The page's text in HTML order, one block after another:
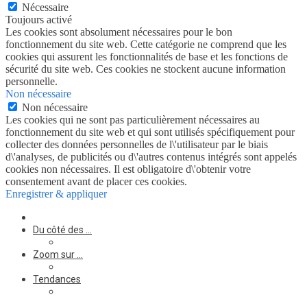
Nécessaire
Toujours activé
Les cookies sont absolument nécessaires pour le bon
fonctionnement du site web. Cette catégorie ne comprend que les
cookies qui assurent les fonctionnalités de base et les fonctions de
sécurité du site web. Ces cookies ne stockent aucune information
personnelle.
Non nécessaire
Non nécessaire
Les cookies qui ne sont pas particulièrement nécessaires au
fonctionnement du site web et qui sont utilisés spécifiquement pour
collecter des données personnelles de l\'utilisateur par le biais
d\'analyses, de publicités ou d\'autres contenus intégrés sont appelés
cookies non nécessaires. Il est obligatoire d\'obtenir votre
consentement avant de placer ces cookies.
Enregistrer & appliquer
Du côté des …
Zoom sur …
Tendances